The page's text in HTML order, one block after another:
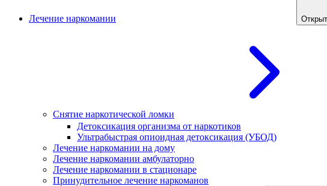
Лечение наркомании
Снятие наркотической ломки
Детоксикация организма от наркотиков
Ультрабыстрая опиоидная детоксикация (УБОД)
Лечение наркомании на дому
Лечение наркомании амбулаторно
Лечение наркомании в стационаре
Принудительное лечение наркоманов